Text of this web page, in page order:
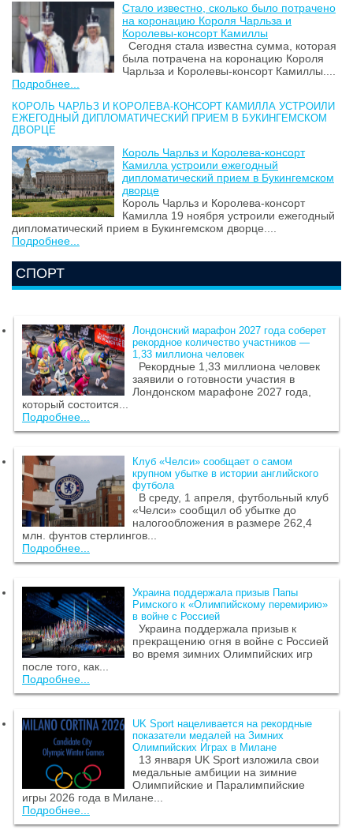
Стало известно, сколько было потрачено
на коронацию Короля Чарльза и
Королевы-консорт Камиллы
Сегодня стала известна сумма, которая
была потрачена на коронацию Короля
Чарльза и Королевы-консорт Камиллы....
Подробнее...
КОРОЛЬ ЧАРЛЬЗ И КОРОЛЕВА-КОНСОРТ КАМИЛЛА УСТРОИЛИ
ЕЖЕГОДНЫЙ ДИПЛОМАТИЧЕСКИЙ ПРИЕМ В БУКИНГЕМСКОМ
ДВОРЦЕ
Король Чарльз и Королева-консорт
Камилла устроили ежегодный
дипломатический прием в Букингемском
дворце
Король Чарльз и Королева-консорт
Камилла 19 ноября устроили ежегодный
дипломатический прием в Букингемском дворце....
Подробнее...
СПОРТ
Лондонский марафон 2027 года соберет
рекордное количество участников —
1,33 миллиона человек
Рекордные 1,33 миллиона человек
заявили о готовности участия в
Лондонском марафоне 2027 года,
который состоится...
Подробнее...
Клуб «Челси» сообщает о самом
крупном убытке в истории английского
футбола
В среду, 1 апреля, футбольный клуб
«Челси» сообщил об убытке до
налогообложения в размере 262,4
млн. фунтов стерлингов...
Подробнее...
Украина поддержала призыв Папы
Римского к «Олимпийскому перемирию»
в войне с Россией
Украина поддержала призыв к
прекращению огня в войне с Россией
во время зимних Олимпийских игр
после того, как...
Подробнее...
UK Sport нацеливается на рекордные
показатели медалей на Зимних
Олимпийских Играх в Милане
13 января UK Sport изложила свои
медальные амбиции на зимние
Олимпийские и Паралимпийские
игры 2026 года в Милане...
Подробнее...